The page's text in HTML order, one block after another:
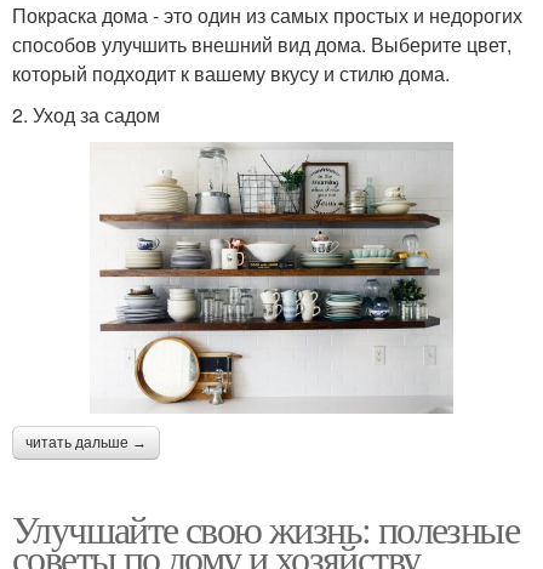
Покраска дома - это один из самых простых и недорогих
способов улучшить внешний вид дома. Выберите цвет,
который подходит к вашему вкусу и стилю дома.
2. Уход за садом
читать дальше →
Улучшайте свою жизнь: полезные
советы по дому и хозяйству